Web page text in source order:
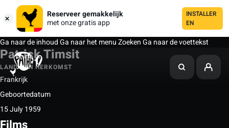
Reserveer gemakkelijk
met onze gratis app
INSTALLER
EN
Ga naar de inhoudGa naar het menuZoekenGa naar de voettekst
Patrick Timsit
LAND VAN HERKOMST
Frankrijk
Geboortedatum
15 July 1959